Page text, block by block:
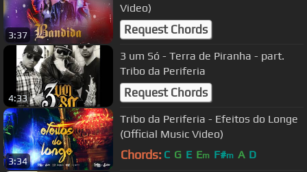
3:37
Video)
Request Chords
4:33
3 um Só - Terra de Piranha - part.
Tribo da Periferia
Request Chords
3:34
Tribo da Periferia - Efeitos do Longe
(Official Music Video)
Chords: C G E Em F#m A D